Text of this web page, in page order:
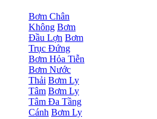
Bơm Chân
Không Bơm
Đầu Lợn Bơm
Trục Đứng
Bơm Hỏa Tiễn
Bơm Nước
Thải Bơm Ly
Tâm Bơm Ly
Tâm Đa Tầng
Cánh Bơm Ly